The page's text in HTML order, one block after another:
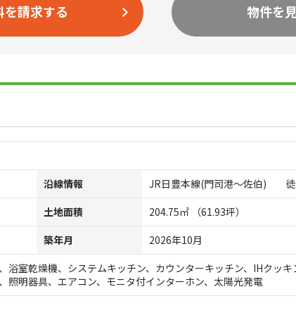
を請求する 物件を
沿線情報
JR日豊本線(門司港～佐伯)
土地面積
204.75㎡ （61.93坪）
築年月
2026年10月
浴室乾燥機、システムキッチン、カウンターキッチン、IHクッ
照明器具、エアコン、モニタ付インターホン、太陽光発電